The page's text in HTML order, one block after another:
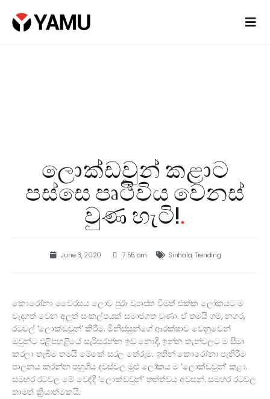
ලොක්ඩවුන් කළාට
පස්සෙ පෘථිවිය වෙනස්
වුණ හැටි!.
June 3, 2020 7:55 am Sinhala,Trending
කොරෝනා වෛරසය ලොව පුරා ව්‍යාප්ත වීමත් එක්ක ලෝකයට ම
වැදගත් වෙන අලුත් සංකල්පයක් සමාජගත වුණා. ඒ තමයි ගම්, නගර,
රටවල් ‘ලොක්ඩවුන්’ කිරීම. මිනිස්සුන්ගේ ආරක්ෂාව වෙනුවෙන්
ඔවුන්ට එළිපහළියේ සැරිසරන්න ඉඩ නොදී, ඉන්න තැන්වලට ම සීමා
කරලා තැබීම තමයි මේකේ සරල තේරුම. ඉතින් කොරෝනා පැතිරීම
පාලනය කරන්න පහුගිය දවස්වල මුළු ලෝකය ම ‘ලොක්ඩවුන්’ කළා.
සමහර රටවල මේ වෙද්දි ‘ලොක්ඩවුන්’ තත්ත්වය අවසන්. සමහර රටවල
තාමත් ක්‍රියාත්මකයි.